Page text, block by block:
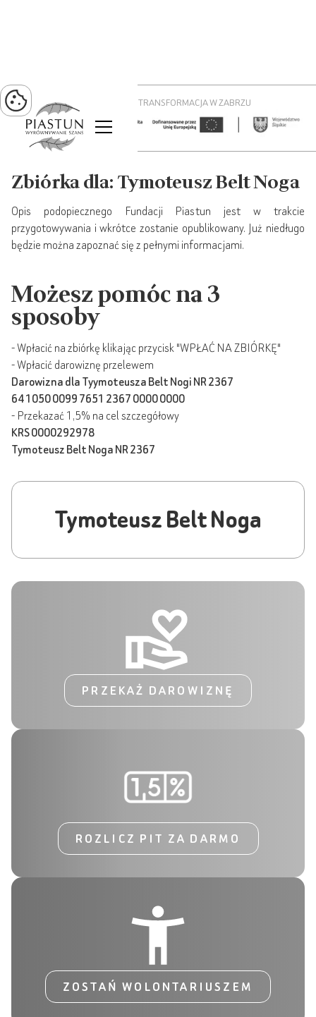
PROJEKT ZIELONA TRANSFORMACJA W ZABRZU
Zbiórka dla: Tymoteusz Belt Noga
Opis podopiecznego Fundacji Piastun jest w trakcie
przygotowywania i wkrótce zostanie opublikowany. Już niedługo
będzie można zapoznać się z pełnymi informacjami.
Możesz pomóc na 3
sposoby
- Wpłacić na zbiórkę klikając przycisk "WPŁAĆ NA ZBIÓRKĘ"
- Wpłacić darowiznę przelewem
Darowizna dla Tyymoteusza Belt Nogi NR 2367
64 1050 0099 7651 2367 0000 0000
- Przekazać 1,5% na cel szczegółowy
KRS 0000292978
Tymoteusz Belt Noga NR 2367
Tymoteusz Belt Noga
PRZEKAŻ DAROWIZNĘ
ROZLICZ PIT ZA DARMO
ZOSTAŃ WOLONTARIUSZEM